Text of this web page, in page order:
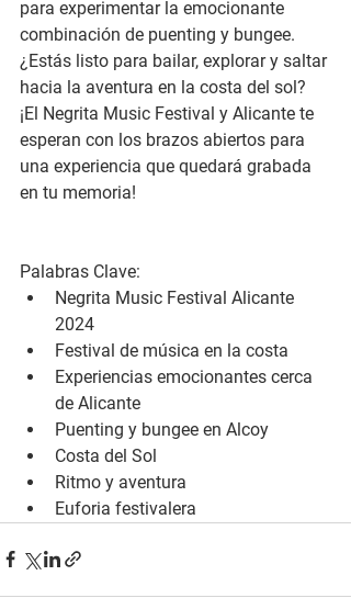
para experimentar la emocionante
combinación de puenting y bungee.
¿Estás listo para bailar, explorar y saltar
hacia la aventura en la costa del sol?
¡El Negrita Music Festival y Alicante te
esperan con los brazos abiertos para
una experiencia que quedará grabada
en tu memoria!
Palabras Clave:
Negrita Music Festival Alicante
2024
Festival de música en la costa
Experiencias emocionantes cerca
de Alicante
Puenting y bungee en Alcoy
Costa del Sol
Ritmo y aventura
Euforia festivalera